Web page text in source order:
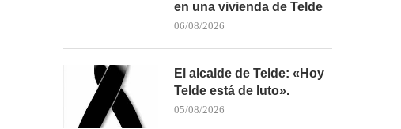
en una vivienda de Telde
06/08/2026
El alcalde de Telde: «Hoy
Telde está de luto».
05/08/2026